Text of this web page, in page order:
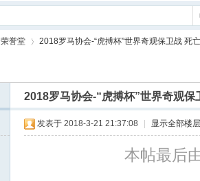
荣誉堂
›
2018罗马协会-“虎搏杯”世界奇观保卫战 死
2018罗马协会-“虎搏杯”世界奇观保
发表于 2018-3-21 21:37:08 显示全部楼层
本帖最后